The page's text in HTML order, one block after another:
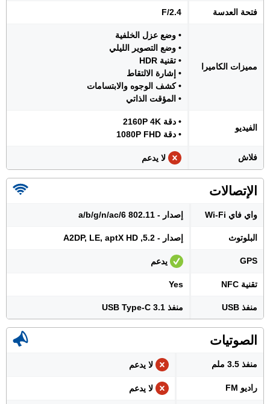
فتحة العدسة F/2.4
مميزات الكاميرا
• وضع عزل الخلفية
• وضع التصوير الليلي
• تقنية HDR
• إشارة الالتقاط
• كشف الوجوه والابتسامات
• المؤقت الذاتي
الفيديو
• دقة 2160P 4K
• دقة 1080P FHD
فلاش لا يدعم
الإتصالات
واي فاي Wi-Fi إصدار - 802.11 a/b/g/n/ac/6
البلوتوث إصدار - 5.2, A2DP, LE, aptX HD
GPS يدعم
تقنية NFC Yes
منفذ USB منفذ USB Type-C 3.1
الصوتيات
منفذ 3.5 ملم لا يدعم
راديو FM لا يدعم